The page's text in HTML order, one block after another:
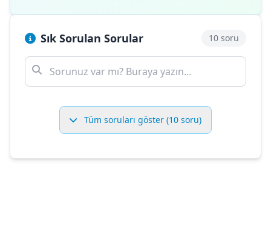
Sık Sorulan Sorular 10 soru
Tüm soruları göster (10 soru)